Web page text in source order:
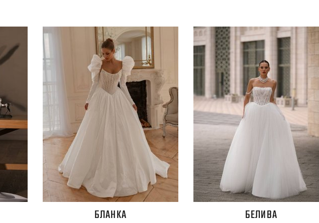
БЛАНКА БЕЛИВА